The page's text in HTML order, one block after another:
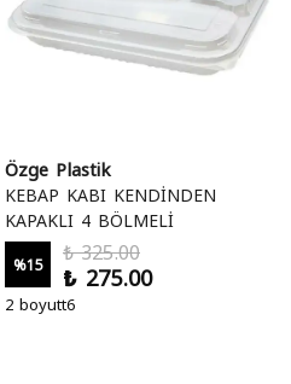
Özge Plastik
KEBAP KABI KENDİNDEN
KAPAKLI 4 BÖLMELİ
%15
₺ 325.00
₺ 275.00
2 boyutt6